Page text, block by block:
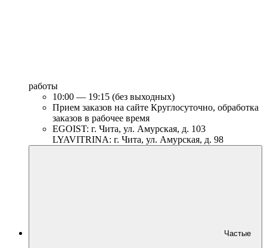
работы
10:00 — 19:15 (без выходных)
Прием заказов на сайте Круглосуточно, обработка
заказов в рабочее время
EGOIST: г. Чита, ул. Амурская, д. 103
LYAVITRINA: г. Чита, ул. Амурская, д. 98
Частые